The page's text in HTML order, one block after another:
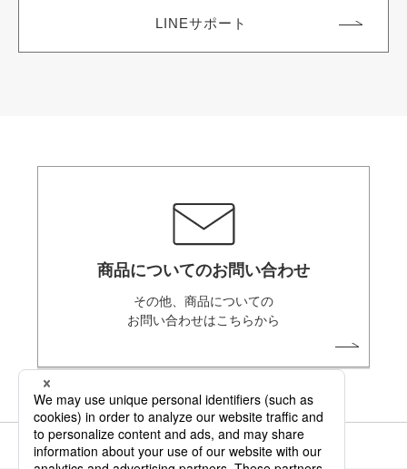
LINEサポート
商品についてのお問い合わせ
その他、商品についての
お問い合わせはこちらから